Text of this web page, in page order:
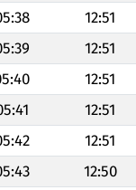
12:51
12:51
12:51
12:51
12:51
12:50